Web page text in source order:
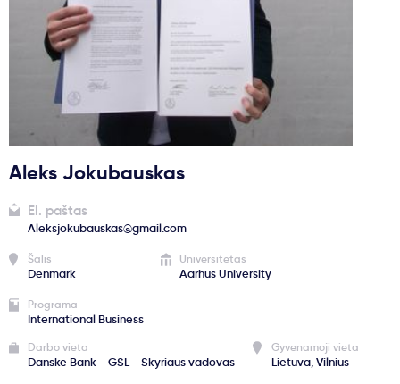
Svarbu
Paslaugos
Kodėl Kastu?
Naujienos
Aleks Jokubauskas
El. paštas
Aleksjokubauskas@gmail.com
Šalis
Denmark
Universitetas
Aarhus University
Programa
International Business
Darbo vieta
Danske Bank - GSL - Skyriaus vadovas
Gyvenamoji vieta
Lietuva, Vilnius